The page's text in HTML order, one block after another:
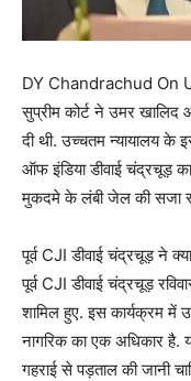
DY Chandrachud On
सुप्रीम कोर्ट ने उमर
दी थी. उच्चतम न्यायालय के
ऑफ इंडिया डीवाई चंद्रचूड़
मुकदमे के लंबी जेल की सजा
पूर्व CJI डीवाई चंद्रचूड़ ने
पूर्व CJI डीवाई चंद्रचूड़
शामिल हुए. इस कार्यक्रम में
नागरिक का एक अधिकार है.
गहराई से पड़ताल की जानी